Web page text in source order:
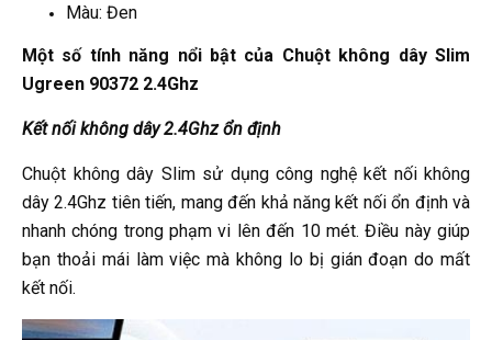
Màu: Đen
Một số tính năng nổi bật của Chuột không dây Slim
Ugreen 90372 2.4Ghz
Kết nối không dây 2.4Ghz ổn định
Chuột không dây Slim sử dụng công nghệ kết nối không
dây 2.4Ghz tiên tiến, mang đến khả năng kết nối ổn định và
nhanh chóng trong phạm vi lên đến 10 mét. Điều này giúp
bạn thoải mái làm việc mà không lo bị gián đoạn do mất
kết nối.